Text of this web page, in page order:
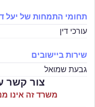
תחומי התמחות של יעל
עורכי דין
שירות ביישובים
גבעת שמואל
צור קשר
משרד זה אינו